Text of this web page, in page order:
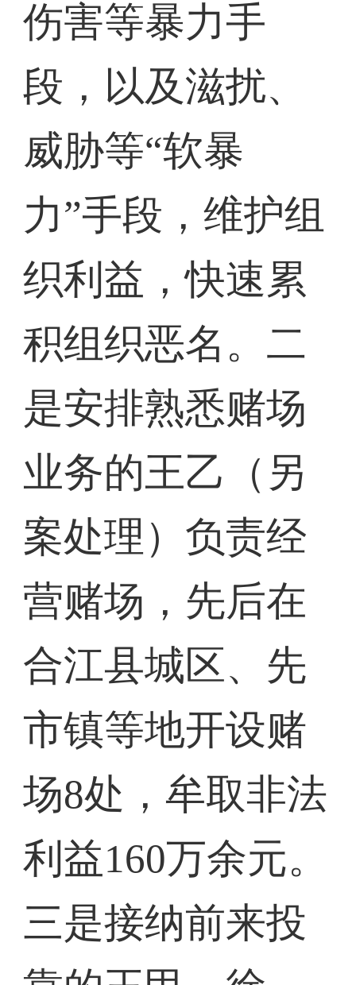
伤害等暴力手
段，以及滋扰、
威胁等“软暴
力”手段，维护组
织利益，快速累
积组织恶名。二
是安排熟悉赌场
业务的王乙（另
案处理）负责经
营赌场，先后在
合江县城区、先
市镇等地开设赌
场8处，牟取非法
利益160万余元。
三是接纳前来投